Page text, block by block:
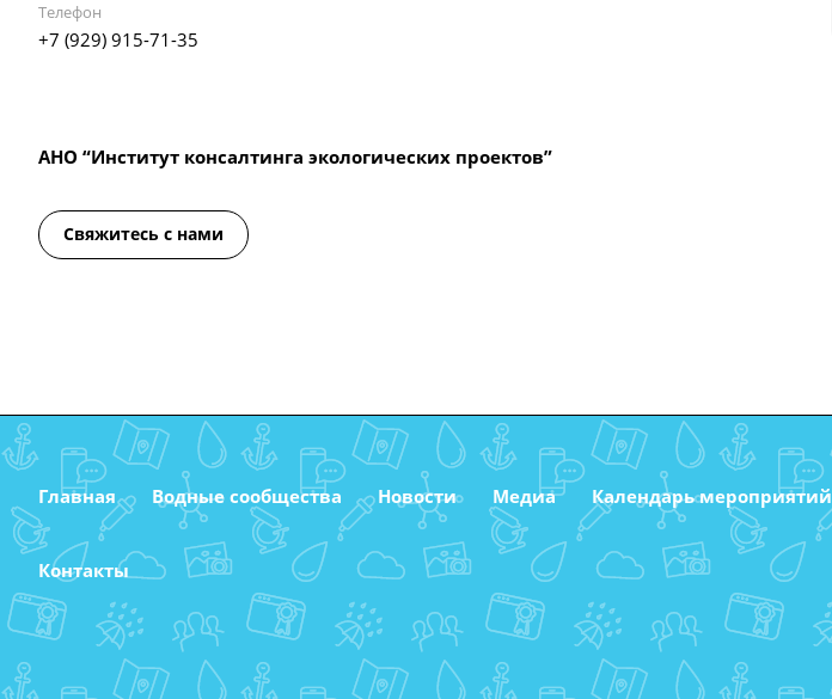
Телефон
+7 (929) 915-71-35
АНО “Институт консалтинга экологических проектов”
Свяжитесь с нами
Главная Водные сообщества Новости Медиа Календарь мероприятий
Контакты